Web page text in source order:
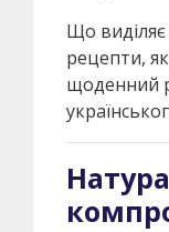
Що виділяє
рецепти,
щоденний